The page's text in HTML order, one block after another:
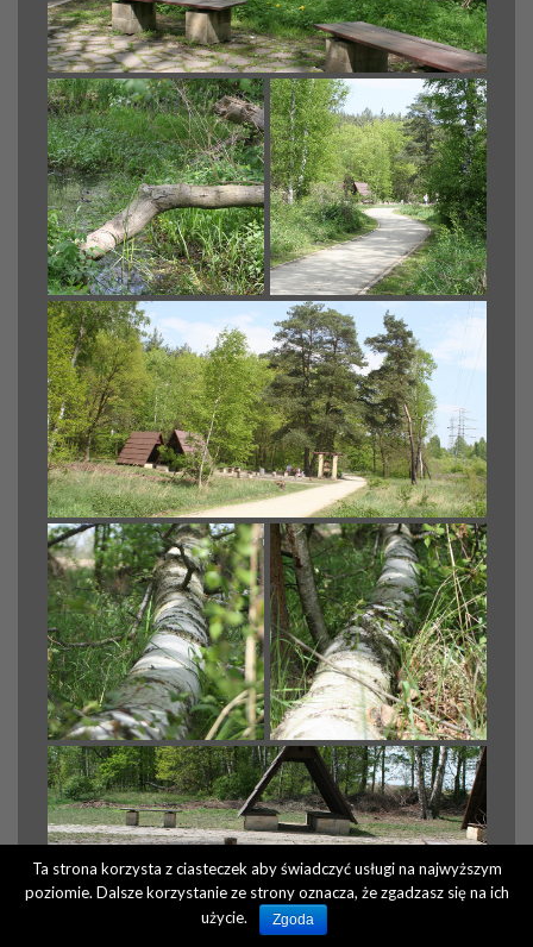
Ta strona korzysta z ciasteczek aby świadczyć usługi na najwyższym
poziomie. Dalsze korzystanie ze strony oznacza, że zgadzasz się na ich
użycie.
Zgoda